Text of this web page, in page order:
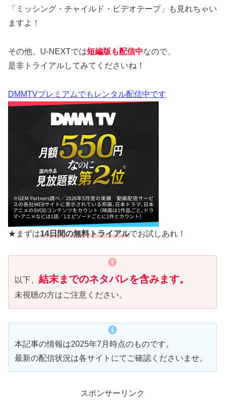
「ミッシング・チャイルド・ビデオテープ」も見れちゃい
ますよ！
その他、U-NEXTでは短編版も配信中なので、
是非トライアルしてみてくださいね！
DMMTVプレミアムでもレンタル配信中です
★まずは14日間の無料トライアルでお試しあれ！
以下、 結末までのネタバレを含みます。
未視聴の方はご注意ください。
本記事の情報は2025年7月時点のものです。
最新の配信状況は各サイトにてご確認くださいませ。
スポンサーリンク